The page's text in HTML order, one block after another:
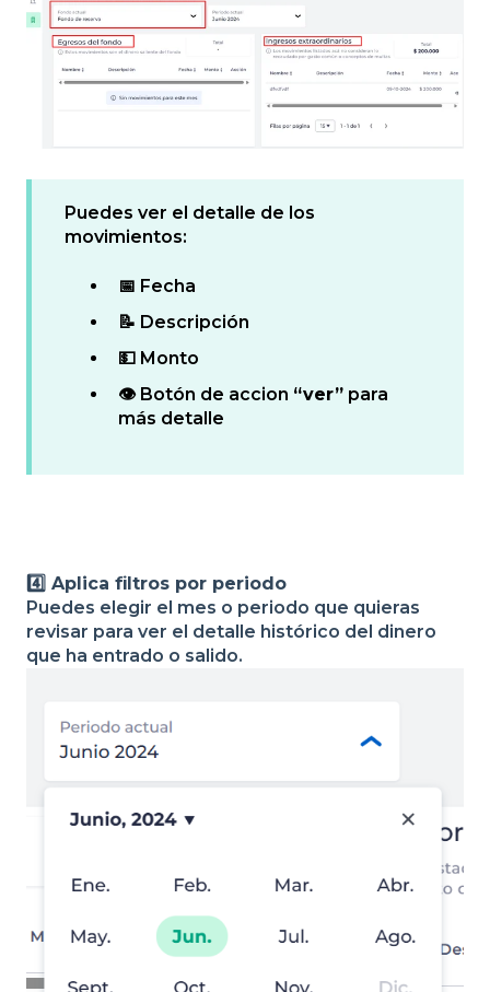
Puedes ver el detalle de los
movimientos:
📅 Fecha
📝 Descripción
💵 Monto
👁️Botón de accion “ver” para
más detalle
4️⃣ Aplica filtros por periodo
Puedes elegir el mes o periodo que quieras
revisar para ver el detalle histórico del dinero
que ha entrado o salido.